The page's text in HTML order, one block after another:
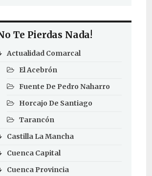
Te Pierdas Nada!
Actualidad Comarcal
El Acebrón
Fuente De Pedro Naharro
Horcajo De Santiago
Tarancón
Castilla La Mancha
Cuenca Capital
Cuenca Provincia